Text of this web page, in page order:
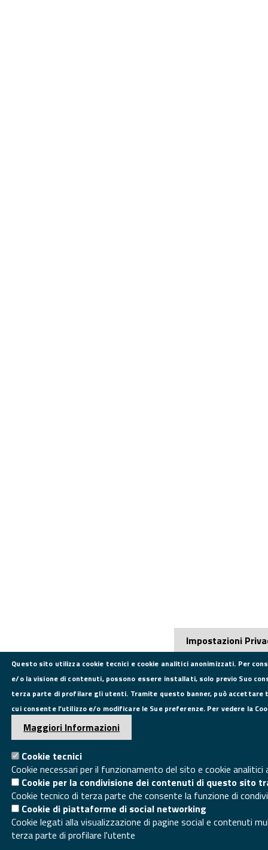
Impostazioni
Questo sito utilizza cookie tecnici e cookie analitici anonimizzati. Per
e/o la visione di contenuti, possono essere installati, solo previo Suo
terza parte di profilare gli utenti. Tramite questo banner, può accettare
cui consente l’utilizzo e/o modificare le Sue preferenze. Per vedere la
Maggiori Informazioni
Cookie tecnici
Cookie necessari per il funzionamento del sito e cookie
Cookie per la condivisione dei contenuti di questo sito
Cookie tecnico di terza parte che consente la funzione di
Cookie di piattaforme di social networking
Cookie legati alla visualizzazione di pagine social e contenuti
terza parte di profilare l'utente